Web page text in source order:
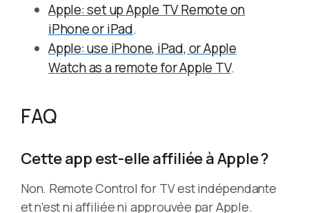
Apple: set up Apple TV Remote on
iPhone or iPad.
Apple: use iPhone, iPad, or Apple
Watch as a remote for Apple TV.
FAQ
Cette app est-elle affiliée à Apple ?
Non. Remote Control for TV est indépendante
et n’est ni affiliée ni approuvée par Apple.